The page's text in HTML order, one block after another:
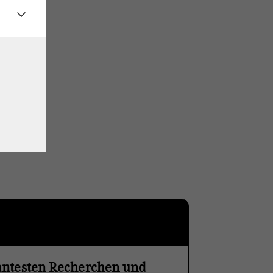
Recherchen und